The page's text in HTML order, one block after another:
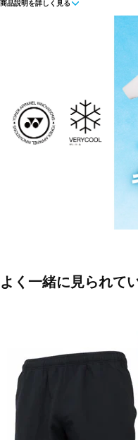
ブラック(007:ブラック)
ブルー(786:ブラストブルー)
■生産国:日本 ベトナム
商品説明を詳しく見る
よく一緒に見られて